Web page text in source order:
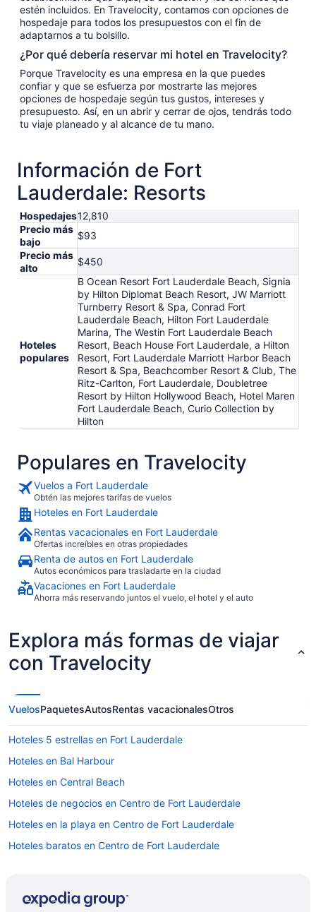
estén incluidos. En Travelocity, contamos con opciones de
hospedaje para todos los presupuestos con el fin de
adaptarnos a tu bolsillo.
¿Por qué debería reservar mi hotel en Travelocity?
Porque Travelocity es una empresa en la que puedes
confiar y que se esfuerza por mostrarte las mejores
opciones de hospedaje según tus gustos, intereses y
presupuesto. Así, en un abrir y cerrar de ojos, tendrás todo
tu viaje planeado y al alcance de tu mano.
Información de Fort
Lauderdale: Resorts
Hospedajes12,810
Precio más
bajo
$93
Precio más
alto
$450
Hoteles
populares
B Ocean Resort Fort Lauderdale Beach, Signia
by Hilton Diplomat Beach Resort, JW Marriott
Turnberry Resort & Spa, Conrad Fort
Lauderdale Beach, Hilton Fort Lauderdale
Marina, The Westin Fort Lauderdale Beach
Resort, Beach House Fort Lauderdale, a Hilton
Resort, Fort Lauderdale Marriott Harbor Beach
Resort & Spa, Beachcomber Resort & Club, The
Ritz-Carlton, Fort Lauderdale, Doubletree
Resort by Hilton Hollywood Beach, Hotel Maren
Fort Lauderdale Beach, Curio Collection by
Hilton
Populares en Travelocity
Vuelos a Fort Lauderdale
Obtén las mejores tarifas de vuelos
Hoteles en Fort Lauderdale
Rentas vacacionales en Fort Lauderdale
Ofertas increíbles en otras propiedades
Renta de autos en Fort Lauderdale
Autos económicos para trasladarte en la ciudad
Vacaciones en Fort Lauderdale
Ahorra más reservando juntos el vuelo, el hotel y el auto
Explora más formas de viajar
con Travelocity
VuelosPaquetesAutosRentas vacacionalesOtros
Hoteles 5 estrellas en Fort Lauderdale
Hoteles en Bal Harbour
Hoteles en Central Beach
Hoteles de negocios en Centro de Fort Lauderdale
Hoteles en la playa en Centro de Fort Lauderdale
Hoteles baratos en Centro de Fort Lauderdale
Hoteles con traslado del/al aeropuerto en Centro de Fort